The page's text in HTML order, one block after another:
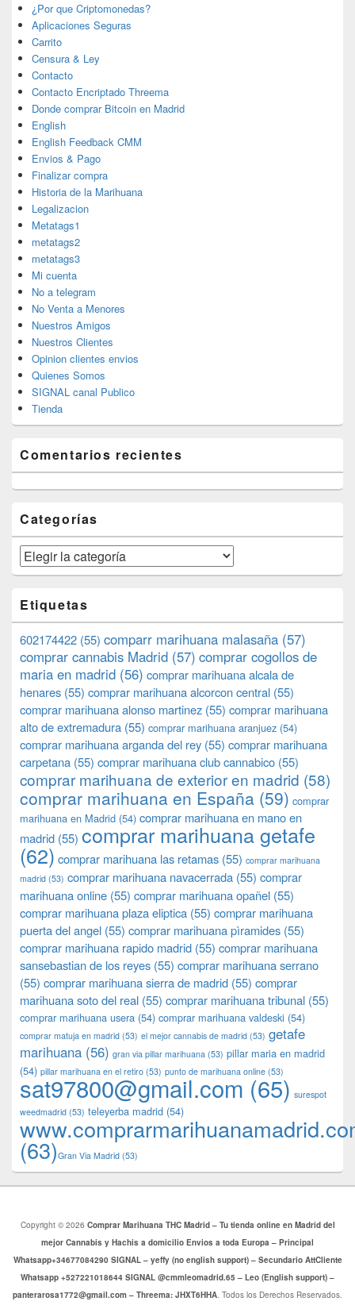
¿Por que Criptomonedas?
Aplicaciones Seguras
Carrito
Censura & Ley
Contacto
Contacto Encriptado Threema
Donde comprar Bitcoin en Madrid
English
English Feedback CMM
Envios & Pago
Finalizar compra
Historia de la Marihuana
Legalizacion
Metatags1
metatags2
metatags3
Mi cuenta
No a telegram
No Venta a Menores
Nuestros Amigos
Nuestros Clientes
Opinion clientes envios
Quienes Somos
SIGNAL canal Publico
Tienda
Comentarios recientes
Categorías
Categorías
Etiquetas
602174422 (55) comparr marihuana malasaña (57)
comprar cannabis Madrid (57) comprar cogollos de
maria en madrid (56) comprar marihuana alcala de
henares (55) comprar marihuana alcorcon central (55)
comprar marihuana alonso martinez (55) comprar marihuana
alto de extremadura (55) comprar marihuana aranjuez (54)
comprar marihuana arganda del rey (55) comprar marihuana
carpetana (55) comprar marihuana club cannabico (55)
comprar marihuana de exterior en madrid (58)
comprar marihuana en España (59) comprar
marihuana en Madrid (54) comprar marihuana en mano en
madrid (55) comprar marihuana getafe
(62) comprar marihuana las retamas (55) comprar marihuana
madrid (53) comprar marihuana navacerrada (55) comprar
marihuana online (55) comprar marihuana opañel (55)
comprar marihuana plaza eliptica (55) comprar marihuana
puerta del angel (55) comprar marihuana pìramides (55)
comprar marihuana rapido madrid (55) comprar marihuana
sansebastian de los reyes (55) comprar marihuana serrano
(55) comprar marihuana sierra de madrid (55) comprar
marihuana soto del real (55) comprar marihuana tribunal (55)
comprar marihuana usera (54) comprar marihuana valdeski (54)
comprar matuja en madrid (53) el mejor cannabis de madrid (53) getafe
marihuana (56) gran via pillar marihuana (53) pillar maria en madrid
(54) pillar marihuana en el retiro (53) punto de marihuana online (53)
sat97800@gmail.com (65) surespot
weedmadrid (53) teleyerba madrid (54)
(63)​​Gran Via Madrid (53)
Copyright © 2026 Comprar Marihuana THC Madrid – Tu tienda online en Madrid del
mejor Cannabis y Hachis a domicilio Envios a toda Europa – Principal
Whatsapp+34677084290 SIGNAL – yeffy (no english support) – Secundario AttCliente
Whatsapp +527221018644 SIGNAL @cmmleomadrid.65 – Leo (English support) –
panterarosa1772@gmail.com – Threema: JHXT6HHA. Todos los Derechos Reservados.